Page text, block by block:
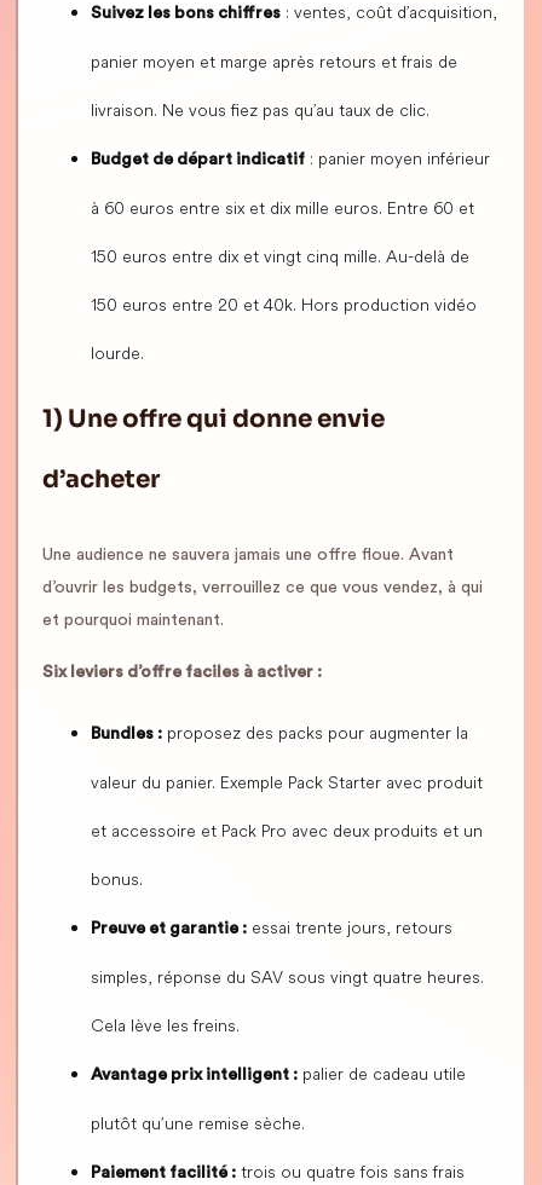
Suivez les bons chiffres : ventes, coût d’acquisition,
panier moyen et marge après retours et frais de
livraison. Ne vous fiez pas qu’au taux de clic.
Budget de départ indicatif : panier moyen inférieur
à 60 euros entre six et dix mille euros. Entre 60 et
150 euros entre dix et vingt cinq mille. Au-delà de
150 euros entre 20 et 40k. Hors production vidéo
lourde.
1) Une offre qui donne envie
d’acheter
Une audience ne sauvera jamais une offre floue. Avant
d’ouvrir les budgets, verrouillez ce que vous vendez, à qui
et pourquoi maintenant.
Six leviers d’offre faciles à activer :
Bundles : proposez des packs pour augmenter la
valeur du panier. Exemple Pack Starter avec produit
et accessoire et Pack Pro avec deux produits et un
bonus.
Preuve et garantie : essai trente jours, retours
simples, réponse du SAV sous vingt quatre heures.
Cela lève les freins.
Avantage prix intelligent : palier de cadeau utile
plutôt qu’une remise sèche.
Paiement facilité : trois ou quatre fois sans frais